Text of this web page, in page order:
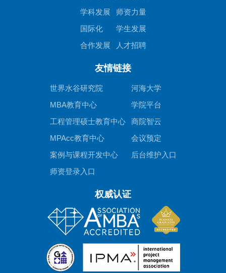
学科发展
师资力量
国际化
学生发展
合作发展
人才招聘
友情链接
世界水谷研究院
河海大学
MBA教育中心
学院平台
工程管理硕士教育中心
商院智云
MPAcc教育中心
会议预定
案例与课程开发中心
后台维护入口
师资登录入口
权威认证